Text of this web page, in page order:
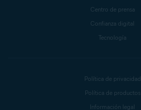
Centro de prensa
Confianza digital
Tecnología
Política de privacidad
Política de productos
Información legal